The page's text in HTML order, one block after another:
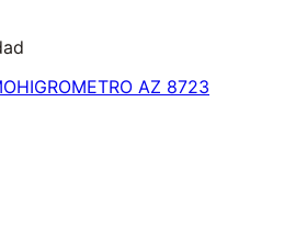
AZ 8723